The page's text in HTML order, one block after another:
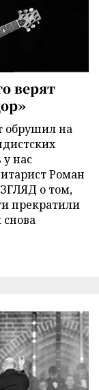
верят
обрушил на
у нас
Роман
о том,
прекратили
снова